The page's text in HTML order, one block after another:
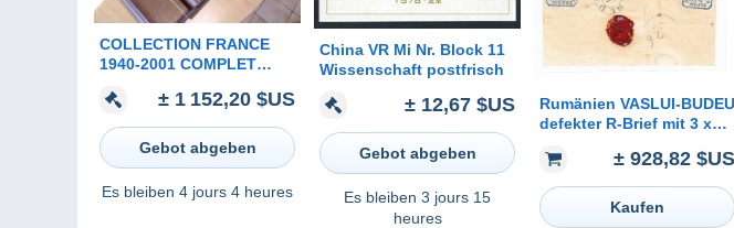
COLLECTION FRANCE
1940-2001 COMPLET
TIMBRES/PA/BLOCS/SER
VICE/
PREO/TAXE/CARNETS
± 1 152,20 $US
Gebot abgeben
Es bleiben 4 jours 4 heures
China VR Mi Nr. Block 11
Wissenschaft postfrisch
± 12,67 $US
Gebot abgeben
Es bleiben 3 jours 15
heures
Rumänien VASLUI-BUDEU
defekter R-Brief mit 3 x
eingerissen)± 928,82 $US
Kaufen